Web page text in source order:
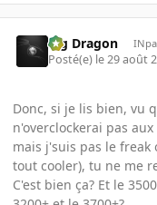
Big Dragon
Posté(e) le 29 août
Donc, si je lis bien, vu
n'overclockerai pas
mais j'suis pas le
tout cooler), tu ne me
C'est bien ça? Et le